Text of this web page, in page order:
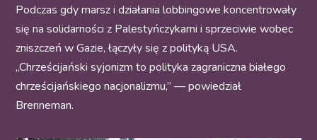
Podczas gdy marsz i działania lobbingowe koncentrowały
się na solidarności z Palestyńczykami i sprzeciwie wobec
zniszczeń w Gazie, łączyły się z polityką USA.
„Chrześcijański syjonizm to polityka zagraniczna białego
chrześcijańskiego nacjonalizmu,” — powiedział
Brenneman.